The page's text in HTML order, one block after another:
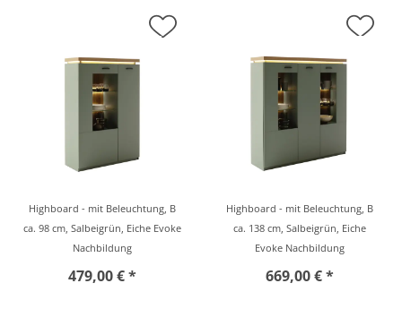
Highboard - mit Beleuchtung, B
ca. 98 cm, Salbeigrün, Eiche Evoke
Nachbildung
479,00 € *
Highboard - mit Beleuchtung, B
ca. 138 cm, Salbeigrün, Eiche
Evoke Nachbildung
669,00 € *